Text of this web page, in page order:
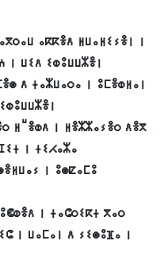
ⴰⴽⴽⴻⴷ ⵍⵡⴰⵍⵉⵢⴻⵏ ⵏ
ⵏ ⵡⵉⴷ ⵉⵀⵓⵡⵡⵣⴻⵏ
ⴷ ⵜⴰⵣⵡⴰⵔⴰ ⵏ ⵓⵎⴻⵀⵍⴰⵏ
ⵍⵯⴻⵀⴷ ⵏ ⵍⴻⵣⵣⴰⵢⴻⵔ ⴷⴻⴳ
ⵏ ⵜⵉⵃⴰⵣⴰ
ⵏ ⵓⵙⵇⴰⵎⵓ
ⵏ ⵜⴰⵛⵔⵉⴽⵜ ⴳⴰⵔ
ⵏ ⵡⴰⵎⴰⵏ ⴷ ⵢⵉⵙⵓⴼⴰ ⵏ